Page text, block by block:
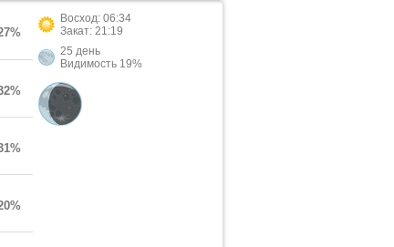
Восход: 06:34
Закат: 21:19
25 день
Видимость 19%